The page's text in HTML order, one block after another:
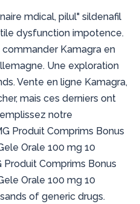
mdical, pilul" sildenafil
dysfunction impotence.
Kamagra en
Une exploration
Vente en ligne Kamagra,
mais ces derniers ont
notre
Produit Comprims Bonus
Orale 100 mg 10
Produit Comprims Bonus
Orale 100 mg 10
of generic drugs.